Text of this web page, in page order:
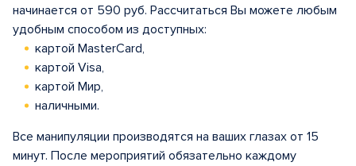
начинается от 590 руб. Рассчитаться Вы можете любым
удобным способом из доступных:
картой MasterCard,
картой Visa,
картой Мир,
наличными.
Все манипуляции производятся на ваших глазах от 15
минут. После мероприятий обязательно каждому